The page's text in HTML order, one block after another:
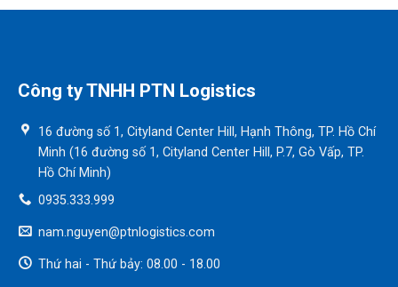
Công ty TNHH PTN Logistics
16 đường số 1, Cityland Center Hill, Hạnh Thông, TP. Hồ Chí
Minh (16 đường số 1, Cityland Center Hill, P.7, Gò Vấp, TP.
Hồ Chí Minh)
0935.333.999
nam.nguyen@ptnlogistics.com
Thứ hai - Thứ bảy: 08.00 - 18.00